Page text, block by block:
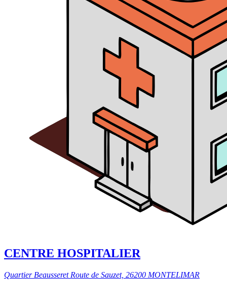
CENTRE HOSPITALIER
Quartier Beausseret Route de Sauzet, 26200 MONTELIMAR